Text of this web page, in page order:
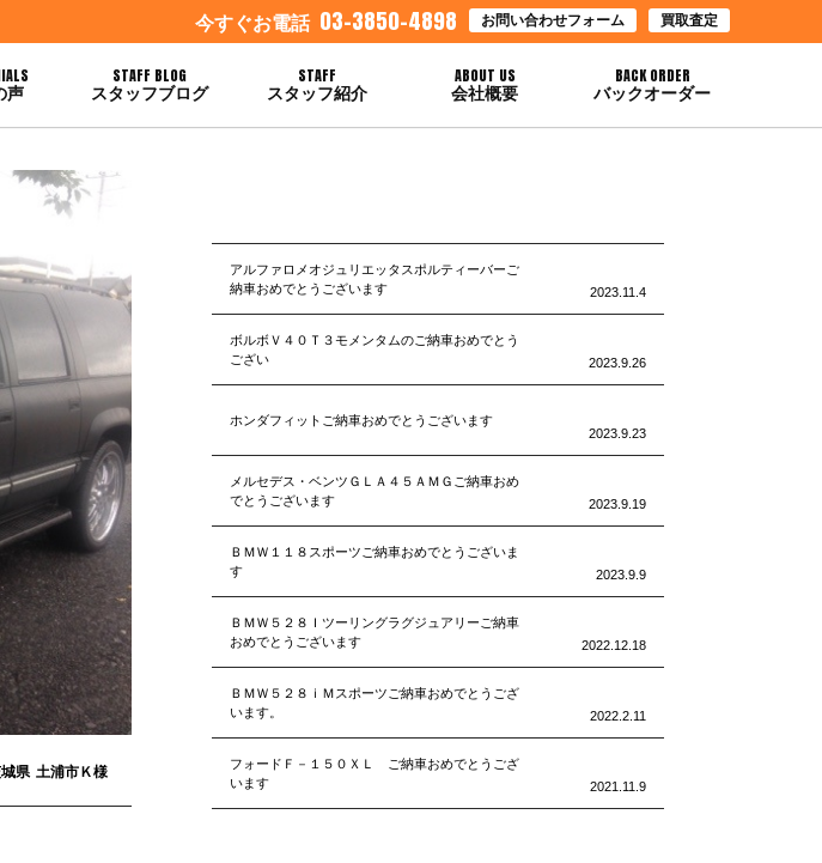
今すぐお電話 03-3850-4898 お問い合わせフォーム 買取査定
声
STAFF BLOG
スタッフブログ
STAFF
スタッフ紹介
ABOUT US
会社概要
BACK ORDER
バックオーダー
県 土浦市Ｋ様
アルファロメオジュリエッタスポルティーバーご
納車おめでとうございます
2023.11.4
ボルボＶ４０Ｔ３モメンタムのご納車おめでとう
ござい
2023.9.26
ホンダフィットご納車おめでとうございます
2023.9.23
メルセデス・ベンツＧＬＡ４５ＡＭＧご納車おめ
でとうございます
2023.9.19
ＢＭＷ１１８スポーツご納車おめでとうございま
す
2023.9.9
ＢＭＷ５２８Ｉツーリングラグジュアリーご納車
おめでとうございます
2022.12.18
ＢＭＷ５２８ｉＭスポーツご納車おめでとうござ
います。
2022.2.11
フォードＦ－１５０ＸＬ ご納車おめでとうござ
います
2021.11.9